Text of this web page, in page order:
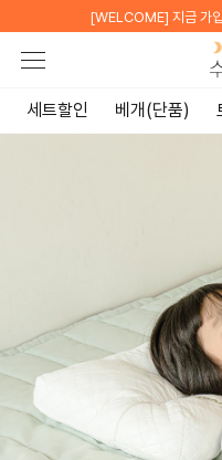
[WELCOME] 카카오
세트할인 베개(단품)